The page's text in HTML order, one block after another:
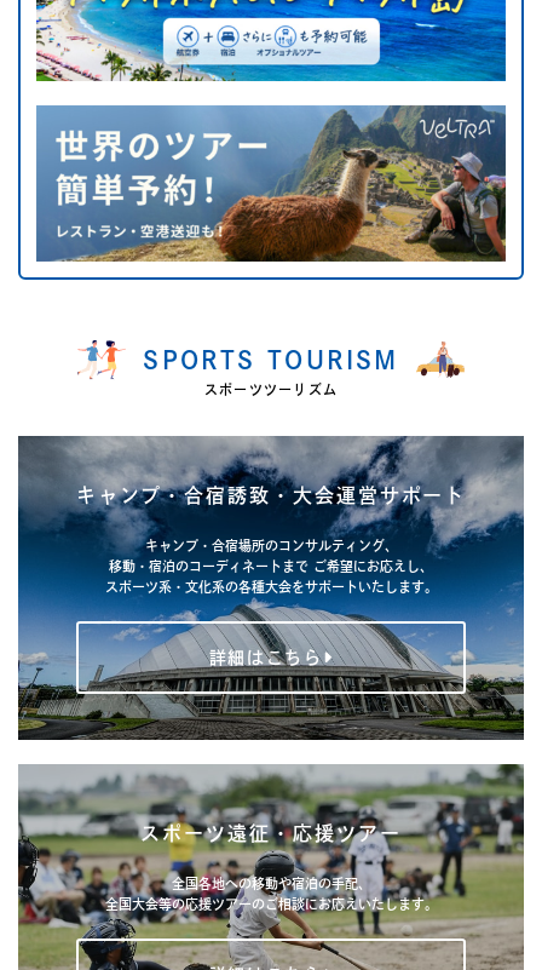
SPORTS TOURISM
スポーツツーリズム
キャンプ・合宿誘致・大会運営サポート
キャンプ・合宿場所のコンサルティング、
移動・宿泊のコーディネートまで ご希望にお応えし、
スポーツ系・文化系の各種大会をサポートいたします。
詳細はこちら
スポーツ遠征・応援ツアー
全国各地への移動や宿泊の手配、
全国大会等の応援ツアーのご相談にお応えいたします。